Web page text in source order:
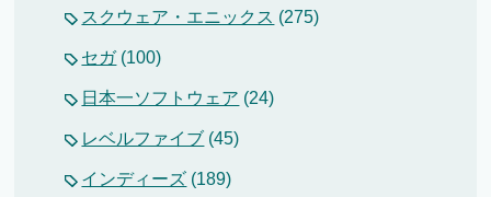
スクウェア・エニックス (275)
セガ(100)
日本一ソフトウェア (24)
レベルファイブ (45)
インディーズ (189)